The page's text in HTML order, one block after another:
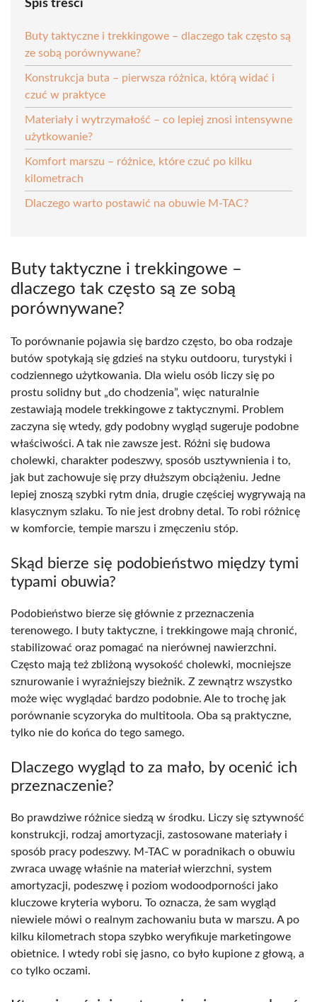
Spis treści
Buty taktyczne i trekkingowe – dlaczego tak często są
ze sobą porównywane?
Konstrukcja buta – pierwsza różnica, którą widać i
czuć w praktyce
Materiały i wytrzymałość – co lepiej znosi intensywne
użytkowanie?
Komfort marszu – różnice, które czuć po kilku
kilometrach
Dlaczego warto postawić na obuwie M-TAC?
Buty taktyczne i trekkingowe –
dlaczego tak często są ze sobą
porównywane?
To porównanie pojawia się bardzo często, bo oba rodzaje
butów spotykają się gdzieś na styku outdooru, turystyki i
codziennego użytkowania. Dla wielu osób liczy się po
prostu solidny but „do chodzenia”, więc naturalnie
zestawiają modele trekkingowe z taktycznymi. Problem
zaczyna się wtedy, gdy podobny wygląd sugeruje podobne
właściwości. A tak nie zawsze jest. Różni się budowa
cholewki, charakter podeszwy, sposób usztywnienia i to,
jak but zachowuje się przy dłuższym obciążeniu. Jedne
lepiej znoszą szybki rytm dnia, drugie częściej wygrywają na
klasycznym szlaku. To nie jest drobny detal. To robi różnicę
w komforcie, tempie marszu i zmęczeniu stóp.
Skąd bierze się podobieństwo między tymi
typami obuwia?
Podobieństwo bierze się głównie z przeznaczenia
terenowego. I buty taktyczne, i trekkingowe mają chronić,
stabilizować oraz pomagać na nierównej nawierzchni.
Często mają też zbliżoną wysokość cholewki, mocniejsze
sznurowanie i wyraźniejszy bieżnik. Z zewnątrz wszystko
może więc wyglądać bardzo podobnie. Ale to trochę jak
porównanie scyzoryka do multitoola. Oba są praktyczne,
tylko nie do końca do tego samego.
Dlaczego wygląd to za mało, by ocenić ich
przeznaczenie?
Bo prawdziwe różnice siedzą w środku. Liczy się sztywność
konstrukcji, rodzaj amortyzacji, zastosowane materiały i
sposób pracy podeszwy. M-TAC w poradnikach o obuwiu
zwraca uwagę właśnie na materiał wierzchni, system
amortyzacji, podeszwę i poziom wodoodporności jako
kluczowe kryteria wyboru. To oznacza, że sam wygląd
niewiele mówi o realnym zachowaniu buta w marszu. A po
kilku kilometrach stopa szybko weryfikuje marketingowe
obietnice. I wtedy robi się jasno, co było kupione z głową, a
co tylko oczami.